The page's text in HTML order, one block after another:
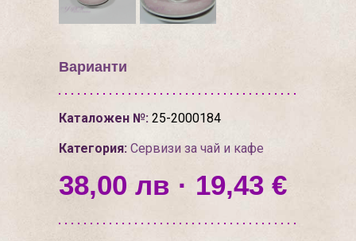
Варианти
Каталожен №: 25-2000184
Категория: Сервизи за чай и кафе
38,00 лв · 19,43 €